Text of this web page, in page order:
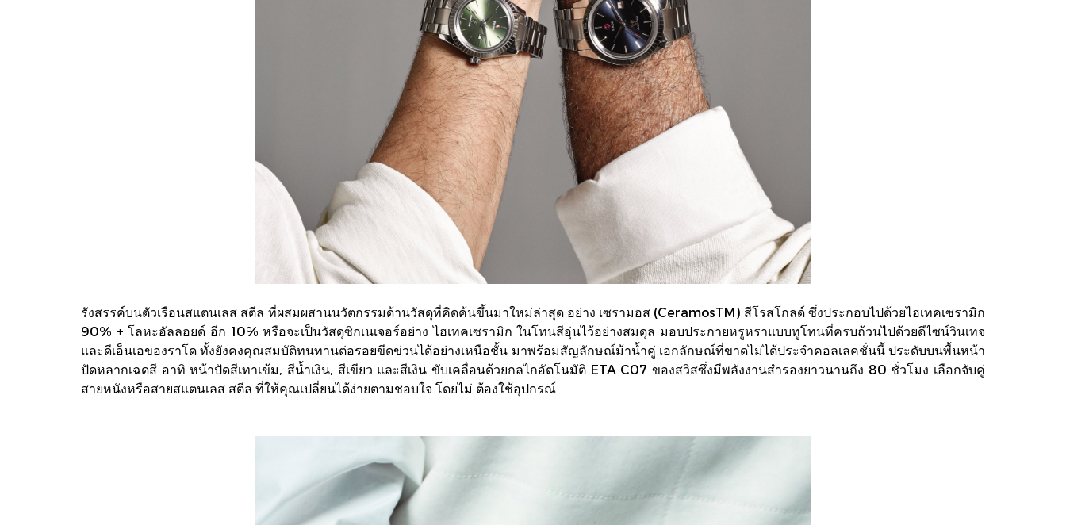
รังสรรค์บนตัวเรือนสแตนเลส สตีล ที่ผสมผสานนวัตกรรมด้านวัสดุที่คิดค้นขึ้นมาใหม่ล่าสุด อย่าง เซรามอส (CeramosTM) สีโรสโกลด์ ซึ่งประกอบไปด้วยไฮเทคเซรามิก
90% + โลหะอัลลอยด์ อีก 10% หรือจะเป็นวัสดุซิกเนเจอร์อย่าง ไฮเทคเซรามิก ในโทนสีอุ่นไว้อย่างสมดุล มอบประกายหรูหราแบบทูโทนที่ครบถ้วนไปด้วยดีไซน์วินเทจ
และดีเอ็นเอของราโด ทั้งยังคงคุณสมบัติทนทานต่อรอยขีดข่วนได้อย่างเหนือชั้น มาพร้อมสัญลักษณ์ม้าน้ำคู่ เอกลักษณ์ที่ขาดไม่ได้ประจำคอลเลคชั่นนี้ ประดับบนพื้นหน้า
ปัดหลากเฉดสี อาทิ หน้าปัดสีเทาเข้ม, สีน้ำเงิน, สีเขียว และสีเงิน ขับเคลื่อนด้วยกลไกอัตโนมัติ ETA C07 ของสวิสซึ่งมีพลังงานสำรองยาวนานถึง 80 ชั่วโมง เลือกจับคู่
สายหนังหรือสายสแตนเลส สตีล ที่ให้คุณเปลี่ยนได้ง่ายตามชอบใจ โดยไม่ ต้องใช้อุปกรณ์